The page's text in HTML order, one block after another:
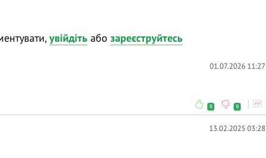
питання та висловлюйте власну думку - зробіть
і після вебінарів.
увійдіть або зареєструйтесь
01.07.2026 11:27
0 0
13.02.2025 03:28